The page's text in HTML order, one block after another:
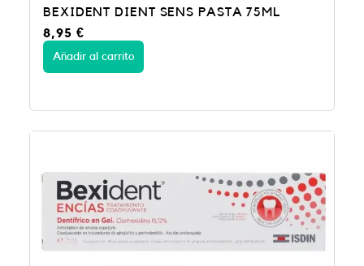
BEXIDENT DIENT SENS PASTA 75ML
8,95 €
Añadir al carrito